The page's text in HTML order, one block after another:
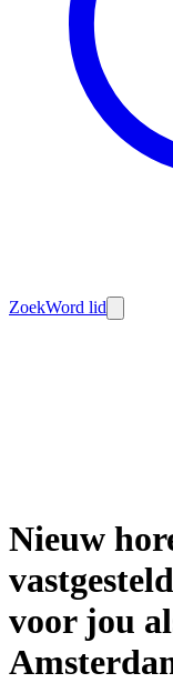
ZoekWord lid
Nieuw
voor jou